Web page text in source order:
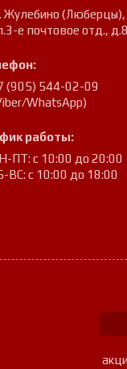
Жулебино (Люберцы),
е почтовое отд.,
(905) 544-02-09
WhatsApp)
работы:
ПТ: с 10:00 до 20:00
ВС: с 10:00 до 18:00